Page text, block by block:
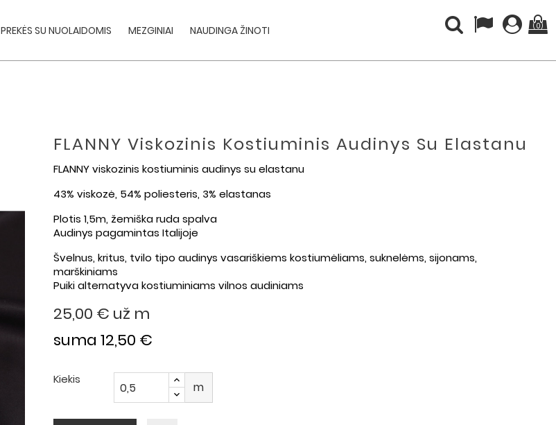
PREKĖS SU NUOLAIDOMIS MEZGINIAI NAUDINGA ŽINOTI (0)
FLANNY Viskozinis Kostiuminis Audinys Su Elastanu
FLANNY viskozinis kostiuminis audinys su elastanu
43% viskozė, 54% poliesteris, 3% elastanas
Plotis 1,5m, žemiška ruda spalva
Audinys pagamintas Italijoje
Švelnus, kritus, tvilo tipo audinys vasariškiems kostiumėliams, suknelėms, sijonams,
marškiniams
Puiki alternatyva kostiuminiams vilnos audiniams
25,00 € už m
suma 12,50 €
Kiekis
m